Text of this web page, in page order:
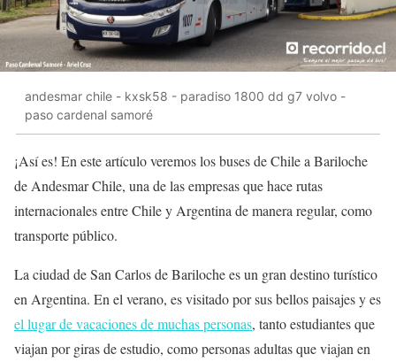
andesmar chile - kxsk58 - paradiso 1800 dd g7 volvo -
paso cardenal samoré
¡Así es! En este artículo veremos los buses de Chile a Bariloche
de Andesmar Chile, una de las empresas que hace rutas
internacionales entre Chile y Argentina de manera regular, como
transporte público.
La ciudad de San Carlos de Bariloche es un gran destino turístico
en Argentina. En el verano, es visitado por sus bellos paisajes y es
el lugar de vacaciones de muchas personas, tanto estudiantes que
viajan por giras de estudio, como personas adultas que viajan en